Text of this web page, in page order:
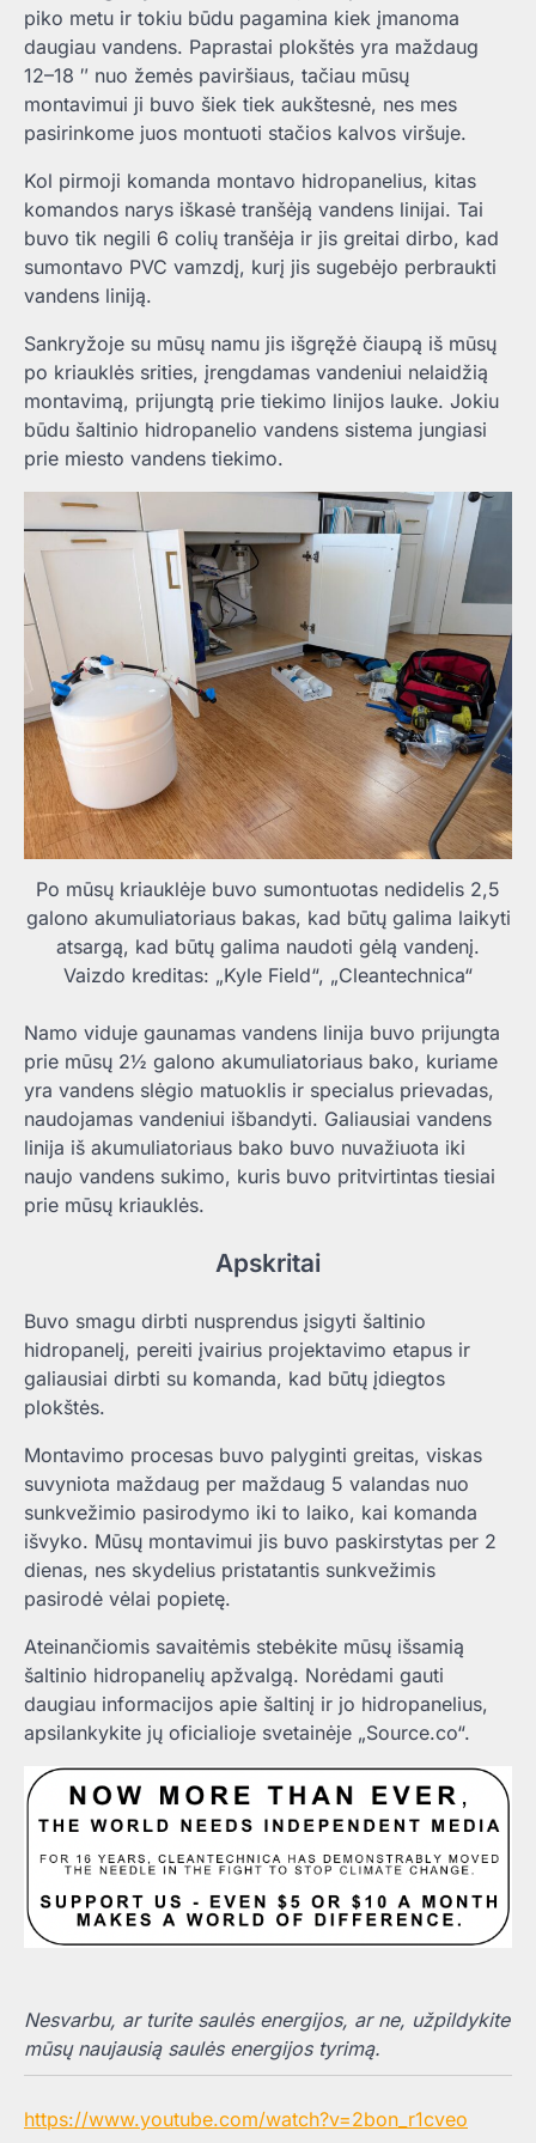
piko metu ir tokiu būdu pagamina kiek įmanoma
daugiau vandens. Paprastai plokštės yra maždaug
12–18 ″ nuo žemės paviršiaus, tačiau mūsų
montavimui ji buvo šiek tiek aukštesnė, nes mes
pasirinkome juos montuoti stačios kalvos viršuje.
Kol pirmoji komanda montavo hidropanelius, kitas
komandos narys iškasė tranšėją vandens linijai. Tai
buvo tik negili 6 colių tranšėja ir jis greitai dirbo, kad
sumontavo PVC vamzdį, kurį jis sugebėjo perbraukti
vandens liniją.
Sankryžoje su mūsų namu jis išgręžė čiaupą iš mūsų
po kriauklės srities, įrengdamas vandeniui nelaidžią
montavimą, prijungtą prie tiekimo linijos lauke. Jokiu
būdu šaltinio hidropanelio vandens sistema jungiasi
prie miesto vandens tiekimo.
Po mūsų kriauklėje buvo sumontuotas nedidelis 2,5
galono akumuliatoriaus bakas, kad būtų galima laikyti
atsargą, kad būtų galima naudoti gėlą vandenį.
Vaizdo kreditas: „Kyle Field“, „Cleantechnica“
Namo viduje gaunamas vandens linija buvo prijungta
prie mūsų 2½ galono akumuliatoriaus bako, kuriame
yra vandens slėgio matuoklis ir specialus prievadas,
naudojamas vandeniui išbandyti. Galiausiai vandens
linija iš akumuliatoriaus bako buvo nuvažiuota iki
naujo vandens sukimo, kuris buvo pritvirtintas tiesiai
prie mūsų kriauklės.
Apskritai
Buvo smagu dirbti nusprendus įsigyti šaltinio
hidropanelį, pereiti įvairius projektavimo etapus ir
galiausiai dirbti su komanda, kad būtų įdiegtos
plokštės.
Montavimo procesas buvo palyginti greitas, viskas
suvyniota maždaug per maždaug 5 valandas nuo
sunkvežimio pasirodymo iki to laiko, kai komanda
išvyko. Mūsų montavimui jis buvo paskirstytas per 2
dienas, nes skydelius pristatantis sunkvežimis
pasirodė vėlai popietę.
Ateinančiomis savaitėmis stebėkite mūsų išsamią
šaltinio hidropanelių apžvalgą. Norėdami gauti
daugiau informacijos apie šaltinį ir jo hidropanelius,
apsilankykite jų oficialioje svetainėje „Source.co“.
Nesvarbu, ar turite saulės energijos, ar ne, užpildykite
mūsų naujausią saulės energijos tyrimą.
https://www.youtube.com/watch?v=2bon_r1cveo